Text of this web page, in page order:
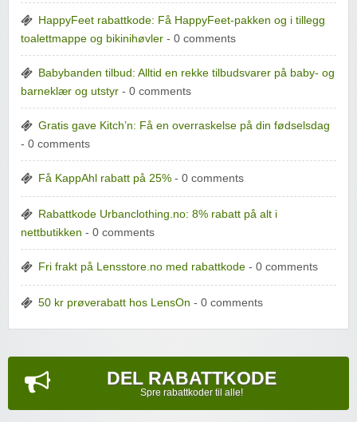
HappyFeet rabattkode: Få HappyFeet-pakken og i tillegg
toalettmappe og bikinihøvler - 0 comments
Babybanden tilbud: Alltid en rekke tilbudsvarer på baby- og
barneklær og utstyr - 0 comments
Gratis gave Kitch’n: Få en overraskelse på din fødselsdag
- 0 comments
Få KappAhl rabatt på 25% - 0 comments
Rabattkode Urbanclothing.no: 8% rabatt på alt i
nettbutikken - 0 comments
Fri frakt på Lensstore.no med rabattkode - 0 comments
50 kr prøverabatt hos LensOn - 0 comments
DEL RABATTKODE
Spre rabattkoder til alle!